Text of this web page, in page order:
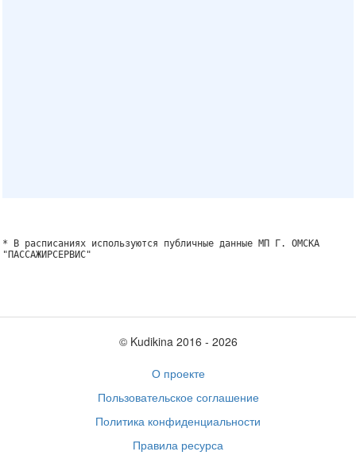
* В расписаниях используются публичные данные МП Г. ОМСКА
"ПАССАЖИРСЕРВИС"
© Kudikina 2016 ‐ 2026
О проекте
Пользовательское соглашение
Политика конфиденциальности
Правила ресурса